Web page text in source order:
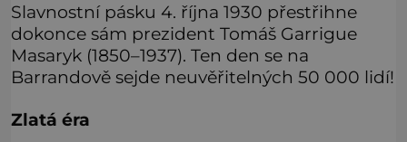
Slavnostní pásku 4. října 1930 přestřihne
dokonce sám prezident Tomáš Garrigue
Masaryk (1850–1937). Ten den se na
Barrandově sejde neuvěřitelných 50 000 lidí!
Zlatá éra